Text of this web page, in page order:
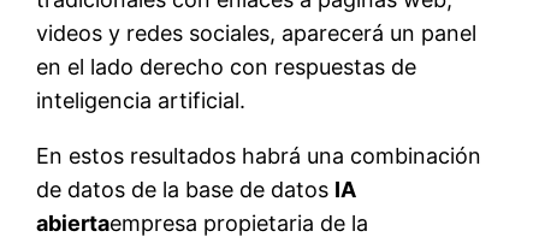
videos y redes sociales, aparecerá un panel
en el lado derecho con respuestas de
inteligencia artificial.
En estos resultados habrá una combinación
de datos de la base de datos IA
abiertaempresa propietaria de la